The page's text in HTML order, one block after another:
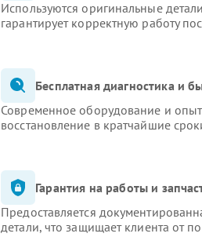
Используются оригинальные
гарантирует корректную работу
Бесплатная диагностика и
Современное оборудование и опыт
восстановление в кратчайшие
Гарантия на работы и
Предоставляется
детали, что защищает клиента от